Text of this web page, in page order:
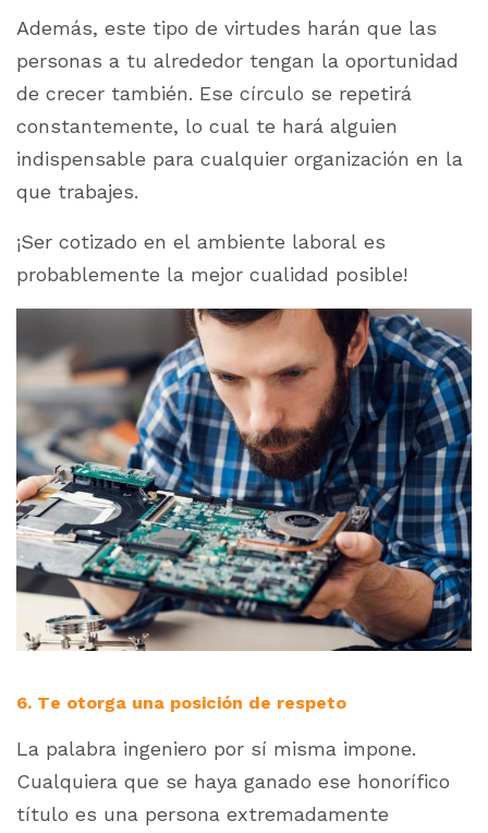
Además, este tipo de virtudes harán que las
personas a tu alrededor tengan la oportunidad
de crecer también. Ese círculo se repetirá
constantemente, lo cual te hará alguien
indispensable para cualquier organización en la
que trabajes.
¡Ser cotizado en el ambiente laboral es
probablemente la mejor cualidad posible!
6. Te otorga una posición de respeto
La palabra ingeniero por sí misma impone.
Cualquiera que se haya ganado ese honorífico
título es una persona extremadamente